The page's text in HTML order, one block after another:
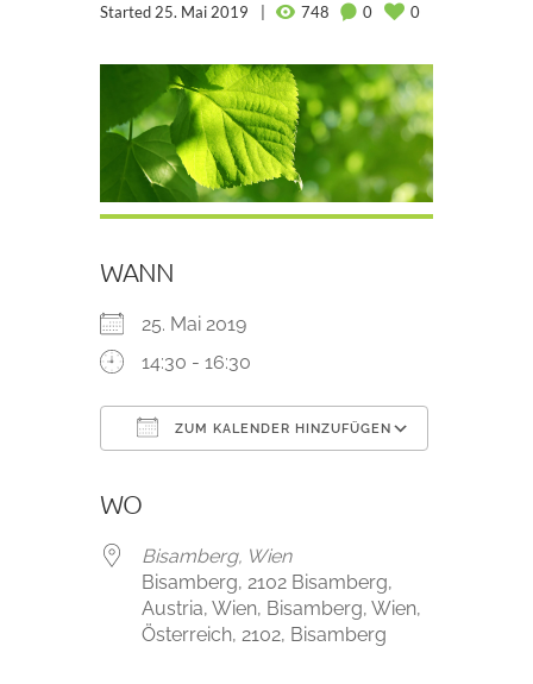
Started25. Mai 2019 748 0 0
WANN
25. Mai 2019
14:30 - 16:30
ZUM KALENDER HINZUFÜGEN
WO
Bisamberg, Wien
Bisamberg, 2102 Bisamberg,
Austria, Wien, Bisamberg, Wien,
Österreich, 2102, Bisamberg